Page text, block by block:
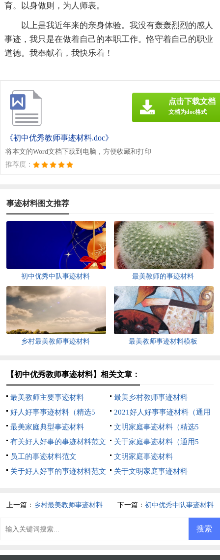
育。以身做则，为人师表。
以上是我近年来的亲身体验。我没有轰轰烈烈的感人
事迹，我只是在做着自己的本职工作。恪守着自己的职业
道德。我奉献着，我快乐着！
《初中优秀教师事迹材料.doc》
将本文的Word文档下载到电脑，方便收藏和打印
推荐度：
点击下载文档
文档为doc格式
事迹材料图文推荐
初中优秀中队事迹材料 最美教师的事迹材料
乡村最美教师事迹材料 最美教师事迹材料模板
【初中优秀教师事迹材料】相关文章：
最美教师主要事迹材料
最美乡村教师事迹材料
好人好事事迹材料（精选5
篇）
2021好人好事事迹材料（通用
5篇）
最美家庭典型事迹材料
文明家庭事迹材料（精选5
篇）
有关好人好事的事迹材料范文
关于家庭事迹材料（通用5
篇）
员工的事迹材料范文
文明家庭事迹材料
关于好人好事的事迹材料范文
关于文明家庭事迹材料
上一篇： 乡村最美教师事迹材料 下一篇： 初中优秀中队事迹材料